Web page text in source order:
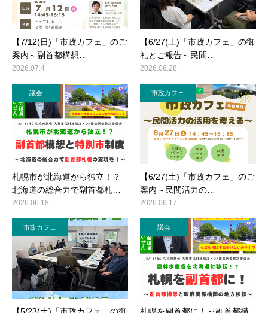
【7/12(日)「市政カフェ」のご
案内～副首都構想…
2026.07.4
【6/27(土)「市政カフェ」の御
礼とご報告～民間…
2026.06.28
議会
札幌市が北海道から独立！？
北海道の総合力で副首都札…
2026.06.18
市政カフェ
【6/27(土)「市政カフェ」のご
案内～民間活力の…
2026.06.17
市政カフェ 議会